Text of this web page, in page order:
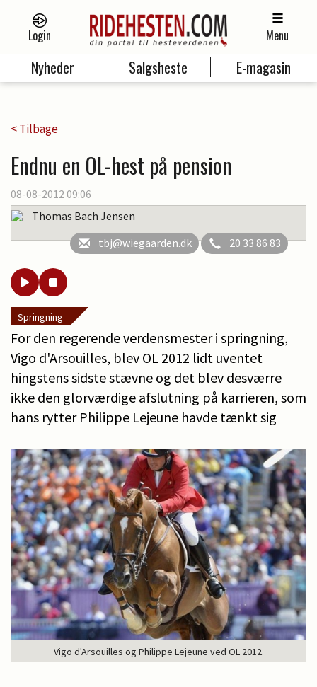
Login Menu
Nyheder Salgsheste E-magasin
< Tilbage
Endnu en OL-hest på pension
08-08-2012 09:06
Thomas Bach Jensen
tbj@wiegaarden.dk
20 33 86 83
Springning
For den regerende verdensmester i springning,
Vigo d'Arsouilles, blev OL 2012 lidt uventet
hingstens sidste stævne og det blev desværre
ikke den glorværdige afslutning på karrieren, som
hans rytter Philippe Lejeune havde tænkt sig
Vigo d'Arsouilles og Philippe Lejeune ved OL 2012.